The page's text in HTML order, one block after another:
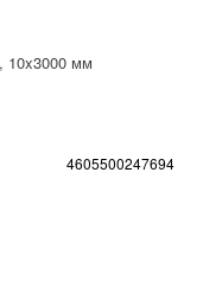
10x3000 мм
4605500247694